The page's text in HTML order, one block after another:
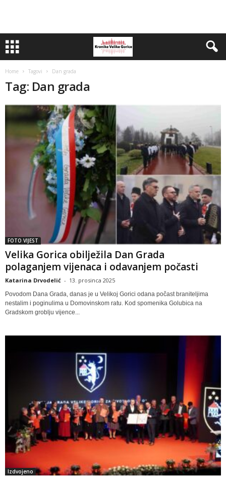
Home Tagovi Dan grada
Tag: Dan grada
FOTO VIJEST
Velika Gorica obilježila Dan Grada
polaganjem vijenaca i odavanjem počasti
Katarina Drvodelić - 13. prosinca 2025
Povodom Dana Grada, danas je u Velikoj Gorici odana počast braniteljima
nestalim i poginulima u Domovinskom ratu. Kod spomenika Golubica na
Gradskom groblju vijence...
Izdvojeno